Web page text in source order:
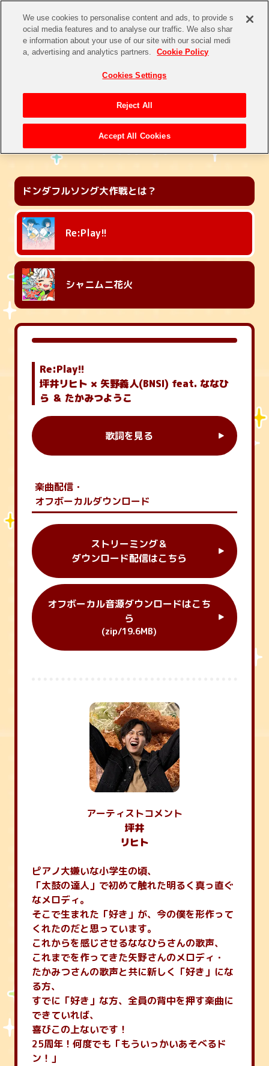
ドンダフルソング大作戦とは？
Re:Play!!
シャニムニ花火
Re:Play!!
坪井リヒト × 矢野義人(BNSI) feat. ななひ
ら ＆ たかみつようこ
歌詞を見る
楽曲配信・
オフボーカルダウンロード
ストリーミング＆
ダウンロード配信はこちら
オフボーカル音源ダウンロードはこち
ら
(zip/19.6MB)
アーティストコメント
坪井
リヒト
ピアノ大嫌いな小学生の頃、
「太鼓の達人」で初めて触れた明るく真っ直ぐ
なメロディ。
そこで生まれた「好き」が、今の僕を形作って
くれたのだと思っています。
これからを感じさせるななひらさんの歌声、
これまでを作ってきた矢野さんのメロディ・
たかみつさんの歌声と共に新しく「好き」にな
る方、
すでに「好き」な方、全員の背中を押す楽曲に
できていれば、
喜びこの上ないです！
25周年！何度でも「もういっかいあそべるド
ン！」
We use cookies to personalise content and ads, to provide s
ocial media features and to analyse our traffic. We also shar
e information about your use of our site with our social medi
a, advertising and analytics partners.
Cookie Policy
Cookies Settings
Reject All
Accept All Cookies